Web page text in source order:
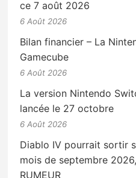
ce 7 août 2026
6 Août 2026
Bilan financier – La
Gamecube
6 Août 2026
La version Nintendo
lancée le 27 octobre
6 Août 2026
Diablo IV pourrait sortir
mois de septembre
RUMEUR